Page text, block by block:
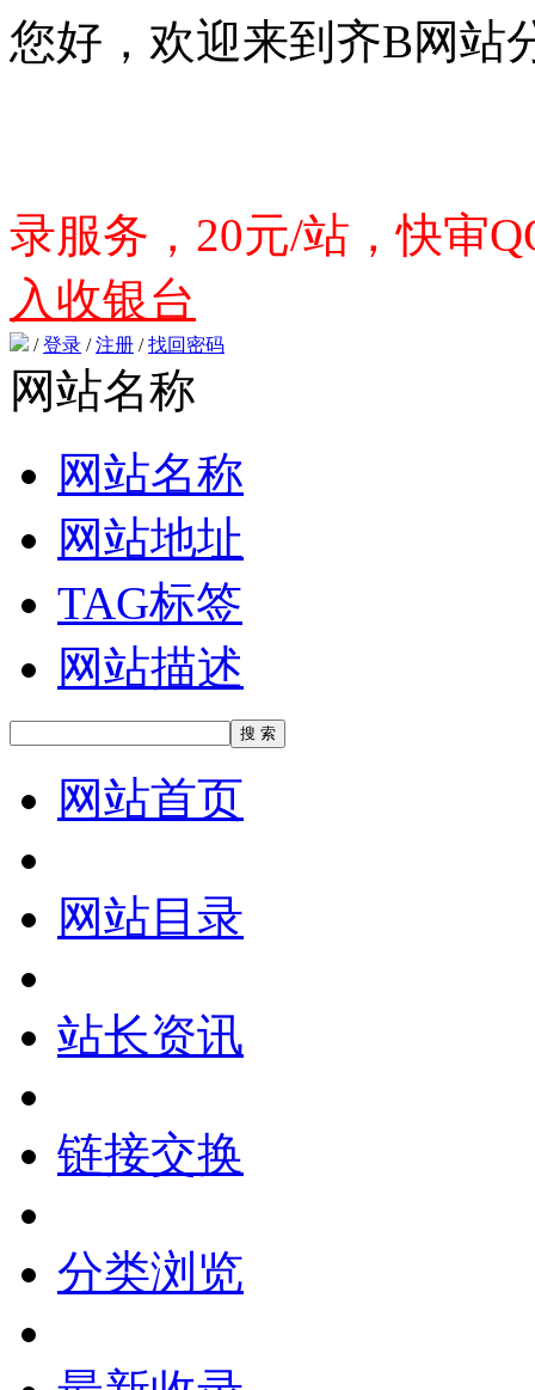
您好，欢迎来到齐B网站
录服务，20元/站，快审
入收银台
/登录 /注册 /找回密码
网站名称
网站名称
网站地址
TAG标签
网站描述
网站首页
网站目录
站长资讯
链接交换
分类浏览